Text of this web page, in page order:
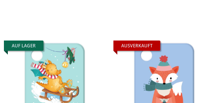
AUF LAGER AUSVERKAUFT